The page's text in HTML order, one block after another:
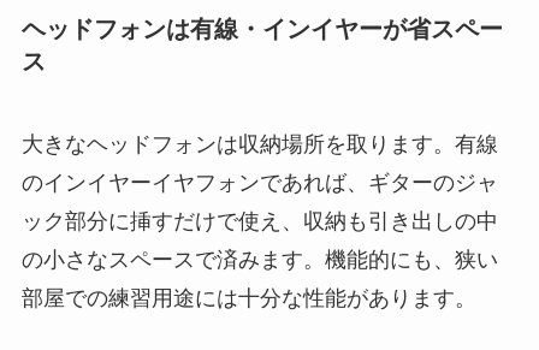
ヘッドフォンは有線・インイヤーが省スペー
ス
大きなヘッドフォンは収納場所を取ります。有線
のインイヤーイヤフォンであれば、ギターのジャ
ック部分に挿すだけで使え、収納も引き出しの中
の小さなスペースで済みます。機能的にも、狭い
部屋での練習用途には十分な性能があります。